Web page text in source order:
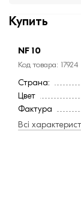
Купить
NF 10
Код товара: 17924
Страна:
Цвет
Фактура
Всі